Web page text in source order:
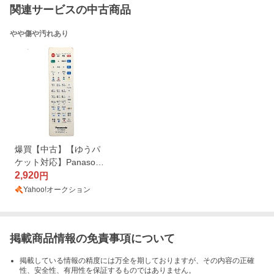
関連サービスの中古商品
やや傷や汚れあり
爆買【中古】【ゆうパ
ケット対応】Panasonic
プライベートビエラ 防
水リモートコントロー
2,920円
Yahoo!オークション
掲載商品情報の免責事項について
掲載している情報の精度には万全を期しておりますが、その内容の正確
性、安全性、有用性を保証するものではありません。